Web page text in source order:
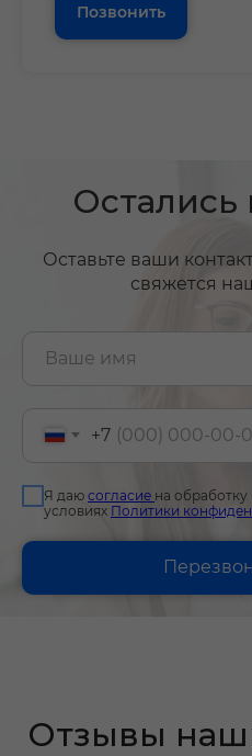
Позвонить
Остались
Оставьте ваши
свяжется
+7
Я даю согласие на
условиях Политики
Отзывы